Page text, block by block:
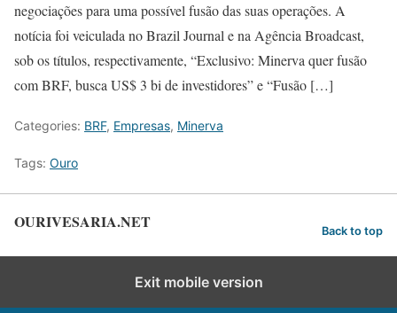
negociações para uma possível fusão das suas operações. A
notícia foi veiculada no Brazil Journal e na Agência Broadcast,
sob os títulos, respectivamente, “Exclusivo: Minerva quer fusão
com BRF, busca US$ 3 bi de investidores” e “Fusão […]
Categories: BRF, Empresas, Minerva
Tags: Ouro
OURIVESARIA.NET Back to top
Exit mobile version